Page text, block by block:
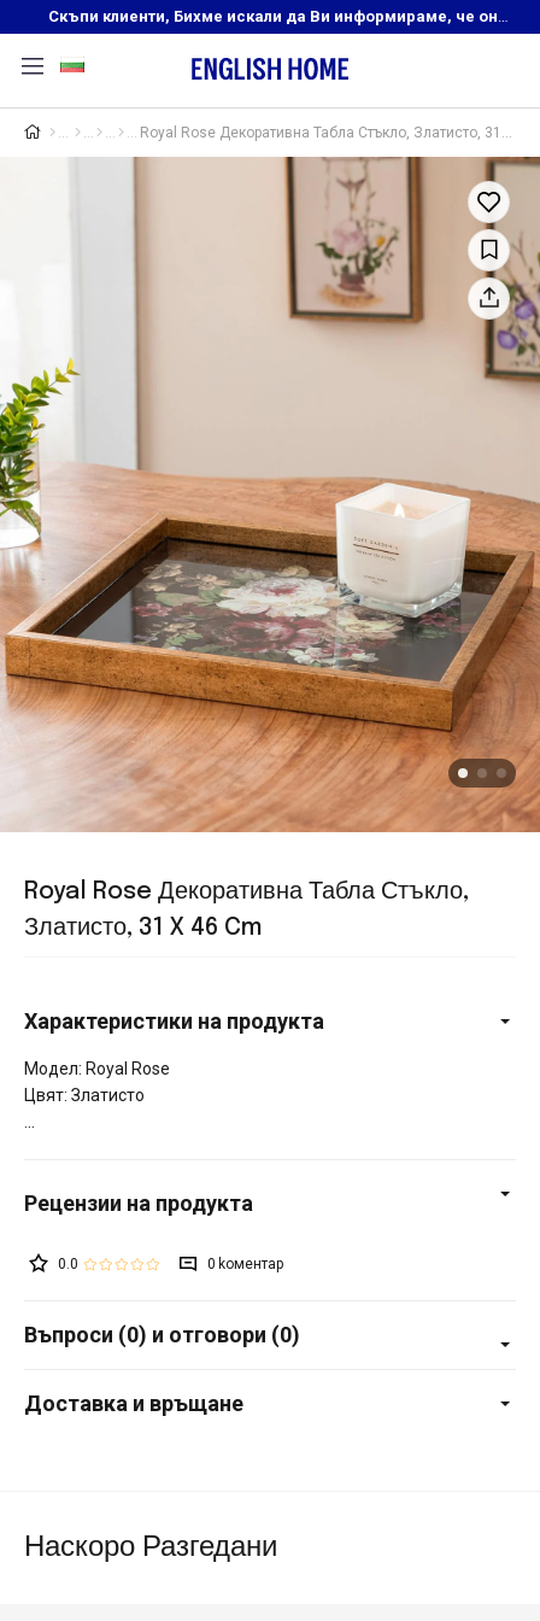
Скъпи клиенти, Бихме искали да Ви информираме, че онлайн магазинът на English Home преустановява своята дейност. Прекрасният ни и усмихнат екип ,Ви очаква в нашите физически магазини, където ще откриете любимите си продукти! Благодарим Ви, че сте част от семейството на Еnglish Home!
Royal Rose Декоративна Табла Стъкло,
Златисто, 31 X 46 Cm
Характеристики на продукта
Модел: Royal Rose
Цвят: Златисто
0.0 0
Въпроси (0) и отговори (0)
Доставка и връщане
Наскоро Разгедани